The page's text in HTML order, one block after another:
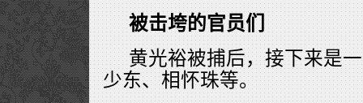
被击垮的官员们
黄光裕被捕后，接下来是
少东、相怀珠等。